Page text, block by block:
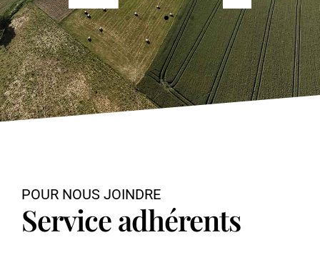
POUR NOUS JOINDRE
Service adhérents